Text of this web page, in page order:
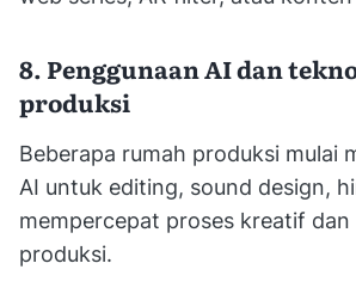
8. Penggunaan AI dan
produksi
Beberapa rumah produksi mulai
AI untuk editing, sound design,
mempercepat proses kreatif dan
produksi.